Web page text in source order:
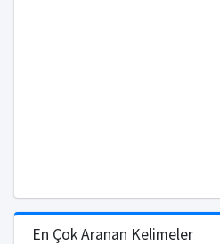
En Çok Aranan Kelimeler